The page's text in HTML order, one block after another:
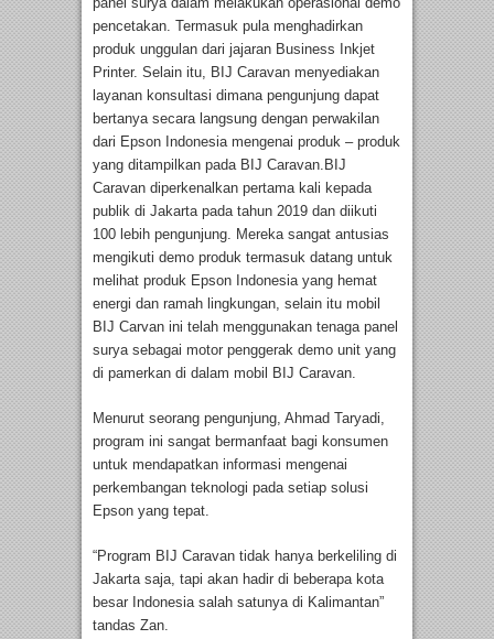
pencetakan. Termasuk pula menghadirkan
produk unggulan dari jajaran Business Inkjet
Printer. Selain itu, BIJ Caravan menyediakan
layanan konsultasi dimana pengunjung dapat
bertanya secara langsung dengan perwakilan
dari Epson Indonesia mengenai produk – produk
yang ditampilkan pada BIJ Caravan.BIJ
Caravan diperkenalkan pertama kali kepada
publik di Jakarta pada tahun 2019 dan diikuti
100 lebih pengunjung. Mereka sangat antusias
mengikuti demo produk termasuk datang untuk
melihat produk Epson Indonesia yang hemat
energi dan ramah lingkungan, selain itu mobil
BIJ Carvan ini telah menggunakan tenaga panel
surya sebagai motor penggerak demo unit yang
di pamerkan di dalam mobil BIJ Caravan.
Menurut seorang pengunjung, Ahmad Taryadi,
program ini sangat bermanfaat bagi konsumen
untuk mendapatkan informasi mengenai
perkembangan teknologi pada setiap solusi
Epson yang tepat.
“Program BIJ Caravan tidak hanya berkeliling di
Jakarta saja, tapi akan hadir di beberapa kota
besar Indonesia salah satunya di Kalimantan”
tandas Zan.